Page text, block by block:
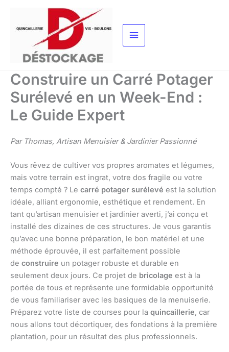
contenu
Construire un Carré Potager
Surélevé en un Week-End :
Le Guide Expert
Par Thomas, Artisan Menuisier & Jardinier Passionné
Vous rêvez de cultiver vos propres aromates et légumes,
mais votre terrain est ingrat, votre dos fragile ou votre
temps compté ? Le carré potager surélevé est la solution
idéale, alliant ergonomie, esthétique et rendement. En
tant qu’artisan menuisier et jardinier averti, j’ai conçu et
installé des dizaines de ces structures. Je vous garantis
qu’avec une bonne préparation, le bon matériel et une
méthode éprouvée, il est parfaitement possible
de construire un potager robuste et durable en
seulement deux jours. Ce projet de bricolage est à la
portée de tous et représente une formidable opportunité
de vous familiariser avec les basiques de la menuiserie.
Préparez votre liste de courses pour la quincaillerie, car
nous allons tout décortiquer, des fondations à la première
plantation, pour un résultat des plus professionnels.